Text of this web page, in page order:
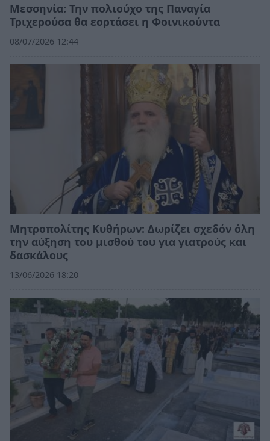
Μεσσηνία: Την πολιούχο της Παναγία
Τριχερούσα θα εορτάσει η Φοινικούντα
08/07/2026 12:44
Μητροπολίτης Κυθήρων: Δωρίζει σχεδόν όλη
την αύξηση του μισθού του για γιατρούς και
δασκάλους
13/06/2026 18:20